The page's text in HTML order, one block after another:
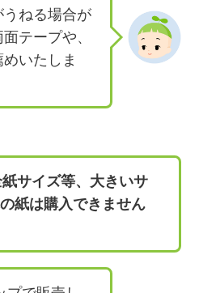
ねる場合が
テープや、
いたしま
紙サイズ等、大きいサ
紙は購入できません